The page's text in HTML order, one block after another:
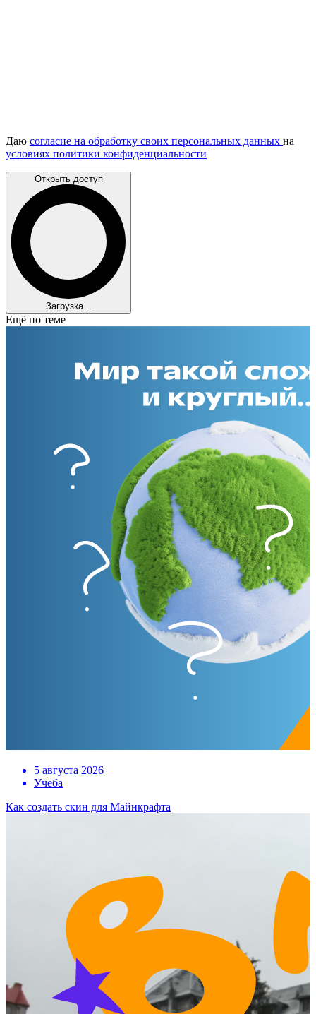
Даю согласие на обработку своих персональных данных на
условиях политики конфиденциальности
Открыть доступ
Загрузка...
Ещё по теме
5 августа 2026
Учёба
Как создать скин для Майнкрафта